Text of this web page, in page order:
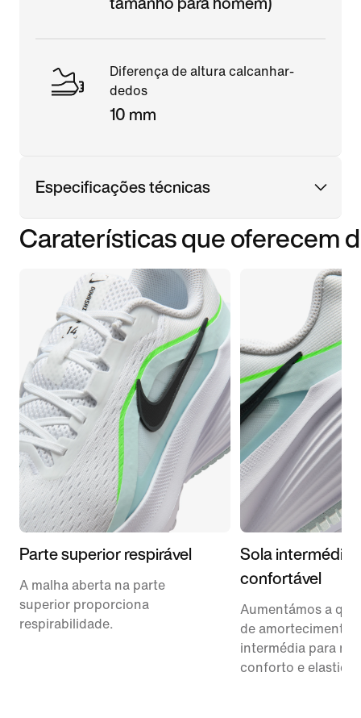
Diferença de altura calcanhar-
dedos
10 mm
Especificações técnicas
Caraterísticas que oferecem
Parte superior respirável
A malha aberta na parte
superior proporciona
respirabilidade.
Sola intermédia
confortável
Aumentámos a
de amortecimento
intermédia para
conforto e